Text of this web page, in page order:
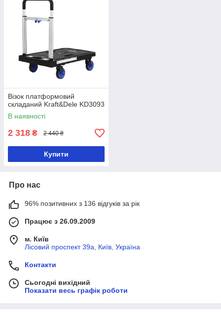
Візок платформовий
складаний Kraft&Dele KD3093
В наявності
2 318 ₴ 2 440 ₴
Купити
Про нас
96% позитивних з 136 відгуків за рік
Працює з 26.09.2009
м. Київ
Лісовий проспект 39а, Київ, Україна
Контакти
Сьогодні вихідний
Показати весь графік роботи